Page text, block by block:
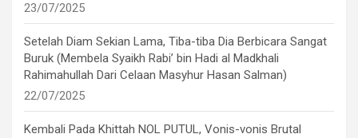
23/07/2025
Setelah Diam Sekian Lama, Tiba-tiba Dia Berbicara Sangat
Buruk (Membela Syaikh Rabi’ bin Hadi al Madkhali
Rahimahullah Dari Celaan Masyhur Hasan Salman)
22/07/2025
Kembali Pada Khittah NOL PUTUL, Vonis-vonis Brutal